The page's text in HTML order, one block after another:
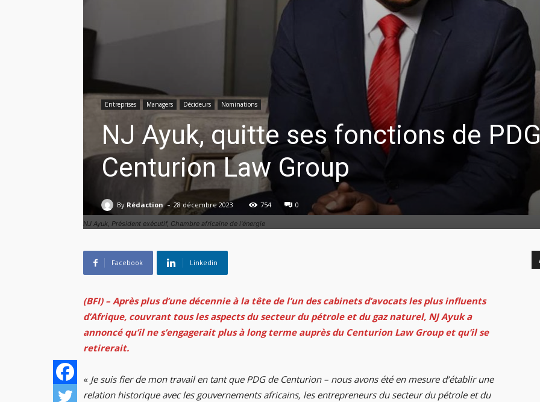
NJ Ayuk, Président exécutif, Chambre africaine de l'énergie
Entreprises Managers Décideurs Nominations
NJ Ayuk, quitte ses fonctions de
Centurion Law Group
By Rédaction - 28 décembre 2023 754 0
Facebook Linkedin
(BFI) – Après plus d’une décennie à la tête de l’un des cabinets d’avocats les plus influents
d’Afrique, couvrant tous les aspects du secteur du pétrole et du gaz naturel, NJ Ayuk a
annoncé qu’il ne s’engagerait plus à long terme auprès du Centurion Law Group et qu’il se
retirerait.
« Je suis fier de mon travail en tant que PDG de Centurion – nous avons été en mesure d’établir une
relation historique avec les gouvernements africains, les entrepreneurs du secteur du pétrole et du